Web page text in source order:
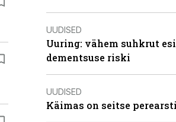
UUDISED
Uuring: vähem suhkrut
dementsuse riski
UUDISED
Käimas on seitse